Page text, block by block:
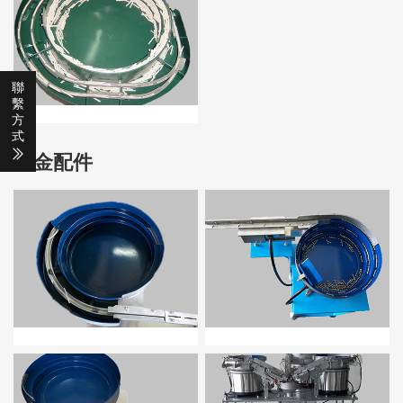
五金配件
聯
繫
方
式